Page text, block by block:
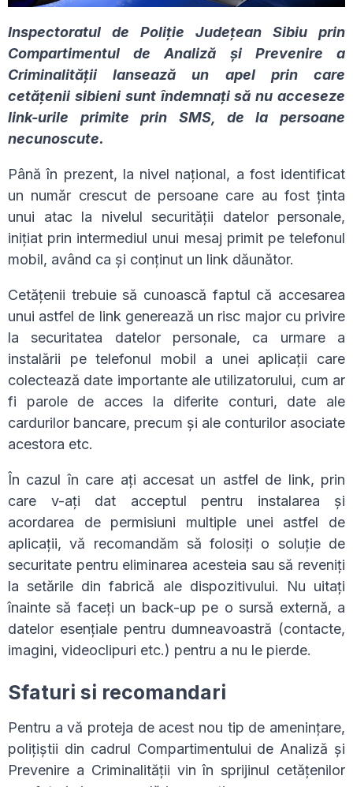
Inspectoratul de Poliție Județean Sibiu prin
Compartimentul de Analiză și Prevenire a
Criminalității lansează un apel prin care
cetățenii sibieni sunt îndemnați să nu acceseze
link-urile primite prin SMS, de la persoane
necunoscute.
Până în prezent, la nivel național, a fost identificat
un număr crescut de persoane care au fost ținta
unui atac la nivelul securității datelor personale,
inițiat prin intermediul unui mesaj primit pe telefonul
mobil, având ca și conținut un link dăunător.
Cetățenii trebuie să cunoască faptul că accesarea
unui astfel de link generează un risc major cu privire
la securitatea datelor personale, ca urmare a
instalării pe telefonul mobil a unei aplicații care
colectează date importante ale utilizatorului, cum ar
fi parole de acces la diferite conturi, date ale
cardurilor bancare, precum și ale conturilor asociate
acestora etc.
În cazul în care ați accesat un astfel de link, prin
care v-ați dat acceptul pentru instalarea și
acordarea de permisiuni multiple unei astfel de
aplicații, vă recomandăm să folosiți o soluție de
securitate pentru eliminarea acesteia sau să reveniți
la setările din fabrică ale dispozitivului. Nu uitați
înainte să faceți un back-up pe o sursă externă, a
datelor esențiale pentru dumneavoastră (contacte,
imagini, videoclipuri etc.) pentru a nu le pierde.
Sfaturi si recomandari
Pentru a vă proteja de acest nou tip de amenințare,
polițiștii din cadrul Compartimentului de Analiză și
Prevenire a Criminalității vin în sprijinul cetățenilor